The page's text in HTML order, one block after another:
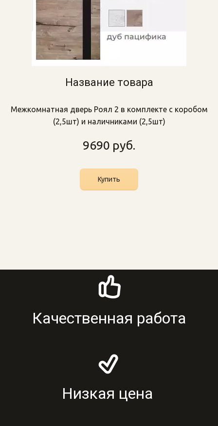
Название товара
Межкомнатная дверь Роял 2 в комплекте с коробом
(2,5шт) и наличниками (2,5шт)
9690 руб.
Купить
Качественная работа
Низкая цена